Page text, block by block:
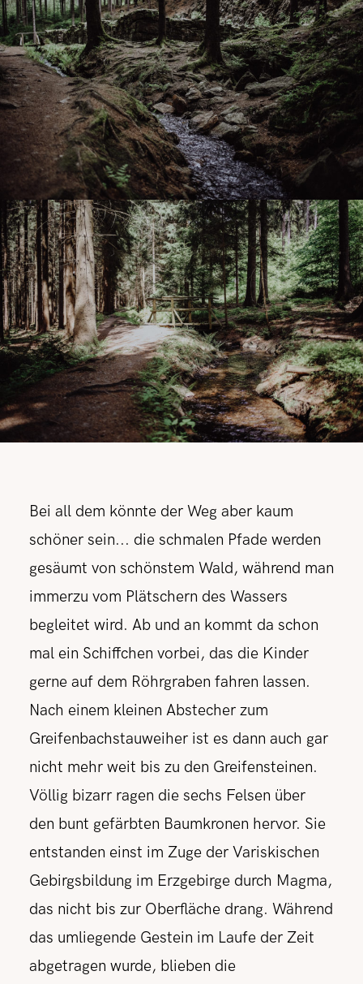
Bei all dem könnte der Weg aber kaum
schöner sein... die schmalen Pfade werden
gesäumt von schönstem Wald, während man
immerzu vom Plätschern des Wassers
begleitet wird. Ab und an kommt da schon
mal ein Schiffchen vorbei, das die Kinder
gerne auf dem Röhrgraben fahren lassen.
Nach einem kleinen Abstecher zum
Greifenbachstauweiher ist es dann auch gar
nicht mehr weit bis zu den Greifensteinen.
Völlig bizarr ragen die sechs Felsen über
den bunt gefärbten Baumkronen hervor. Sie
entstanden einst im Zuge der Variskischen
Gebirgsbildung im Erzgebirge durch Magma,
das nicht bis zur Oberfläche drang. Während
das umliegende Gestein im Laufe der Zeit
abgetragen wurde, blieben die